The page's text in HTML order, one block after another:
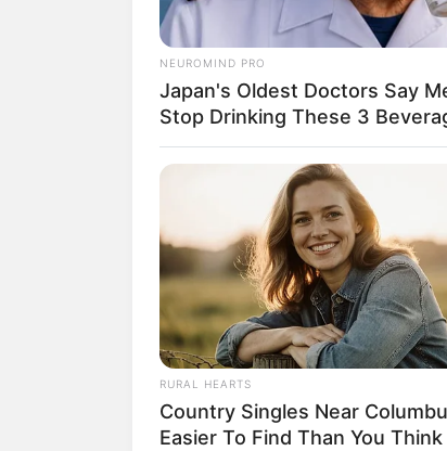
Suchen:
Auf einigen Seiten
eine Unterstützung,
NEUROMIND PRO
Japan's Oldest Doctors Say
Stop Drinking These 3
RURAL HEARTS
Country Singles Near
Easier To Find Than You Think